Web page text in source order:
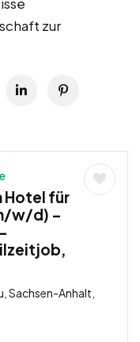
zur
Hotel für
w/d) –
Sachsen-Anhalt,